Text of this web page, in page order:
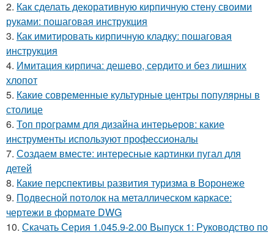
2. Как сделать декоративную кирпичную стену своими
руками: пошаговая инструкция
3. Как имитировать кирпичную кладку: пошаговая
инструкция
4. Имитация кирпича: дешево, сердито и без лишних
хлопот
5. Какие современные культурные центры популярны в
столице
6. Топ программ для дизайна интерьеров: какие
инструменты используют профессионалы
7. Создаем вместе: интересные картинки пугал для
детей
8. Какие перспективы развития туризма в Воронеже
9. Подвесной потолок на металлическом каркасе:
чертежи в формате DWG
10. Скачать Серия 1.045.9-2.00 Выпуск 1: Руководство по